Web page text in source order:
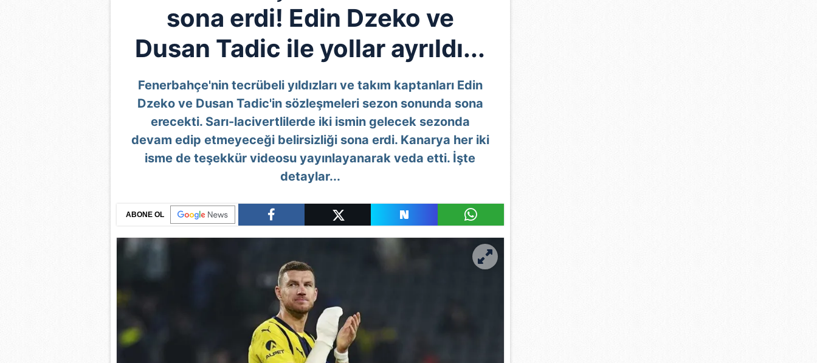
sona erdi! Edin Dzeko ve
Dusan Tadic ile yollar ayrıldı...
Fenerbahçe'nin tecrübeli yıldızları ve takım kaptanları Edin
Dzeko ve Dusan Tadic'in sözleşmeleri sezon sonunda sona
erecekti. Sarı-lacivertlilerde iki ismin gelecek sezonda
devam edip etmeyeceği belirsizliği sona erdi. Kanarya her iki
isme de teşekkür videosu yayınlayanarak veda etti. İşte
detaylar...
ABONE OL